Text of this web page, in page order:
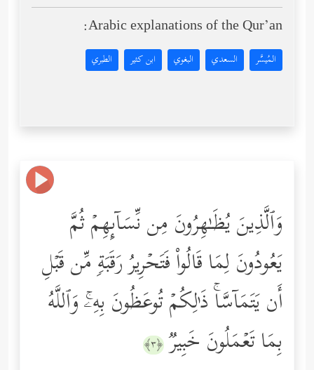
Arabic explanations of the Qur’an:
المُيسَّر السعدي البغوي ابن كثير الطبري
وَٱلَّذِینَ یُظَـٰهِرُونَ مِن نِّسَاۤىِٕهِمۡ ثُمَّ
یَعُودُونَ لِمَا قَالُواْ فَتَحۡرِیرُ رَقَبَةࣲ مِّن قَبۡلِ
أَن یَتَمَاۤسَّاۚ ذَ ٰ⁠لِكُمۡ تُوعَظُونَ بِهِۦۚ وَٱللَّهُ
بِمَا تَعۡمَلُونَ خَبِیرࣱ ﴿٣﴾